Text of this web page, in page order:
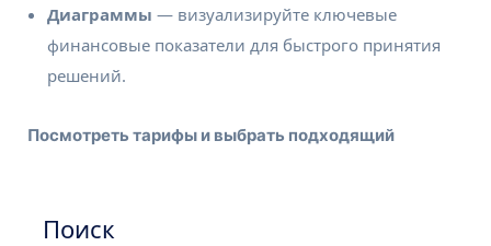
Диаграммы — визуализируйте ключевые
финансовые показатели для быстрого принятия
решений.
Посмотреть тарифы и выбрать подходящий
Поиск